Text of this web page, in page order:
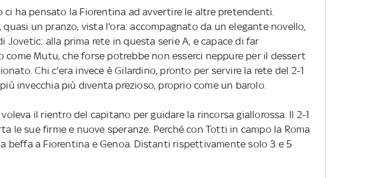
ci ha pensato la Fiorentina ad avvertire le altre pretendenti.
un pranzo, vista l'ora: accompagnato da un elegante novello,
Jovetic: alla prima rete in questa serie A, e capace di far
come Mutu, che forse potrebbe non esserci neppure per il dessert
Chi c'era invece è Gilardino, pronto per servire la rete del 2-1
invecchia più diventa prezioso, proprio come un barolo.
voleva il rientro del capitano per guidare la rincorsa giallorossa. Il 2-1
le sue firme e nuove speranze. Perché con Totti in campo la Roma
beffa a Fiorentina e Genoa. Distanti rispettivamente solo 3 e 5